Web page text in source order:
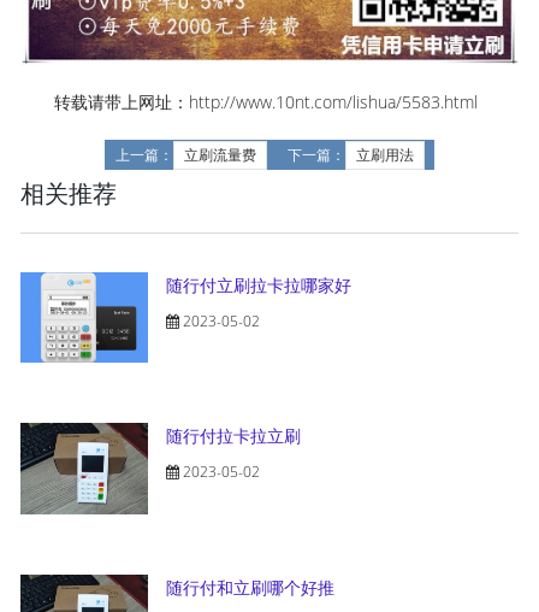
转载请带上网址：http://www.10nt.com/lishua/5583.html
上一篇： 立刷流量费 下一篇： 立刷用法
相关推荐
随行付立刷拉卡拉哪家好
2023-05-02
随行付拉卡拉立刷
2023-05-02
随行付和立刷哪个好推